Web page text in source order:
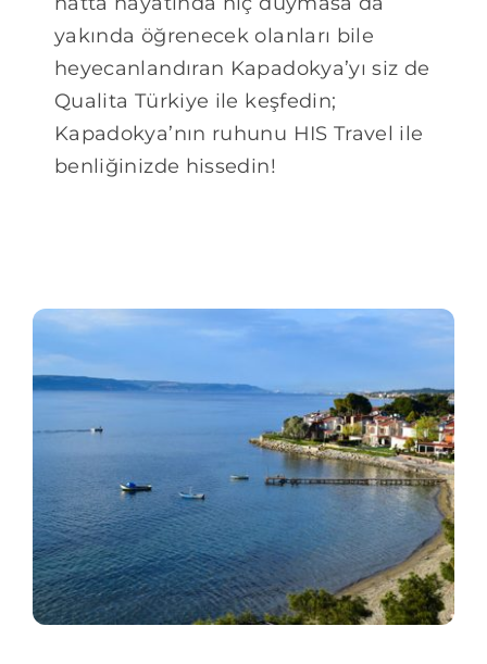
yakında öğrenecek olanları bile
heyecanlandıran Kapadokya’yı siz de
Qualita Türkiye ile keşfedin;
Kapadokya’nın ruhunu HIS Travel ile
benliğinizde hissedin!